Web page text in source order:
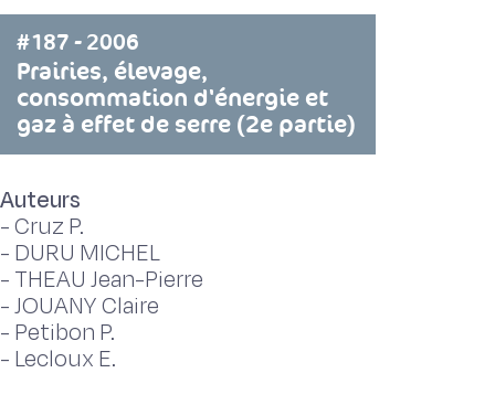
#187 - 2006
Prairies, élevage,
consommation d'énergie et
gaz à effet de serre (2e partie)
Auteurs
-Cruz P.
- DURU MICHEL
- THEAU Jean-Pierre
-JOUANY Claire
- Petibon P.
- Lecloux E.